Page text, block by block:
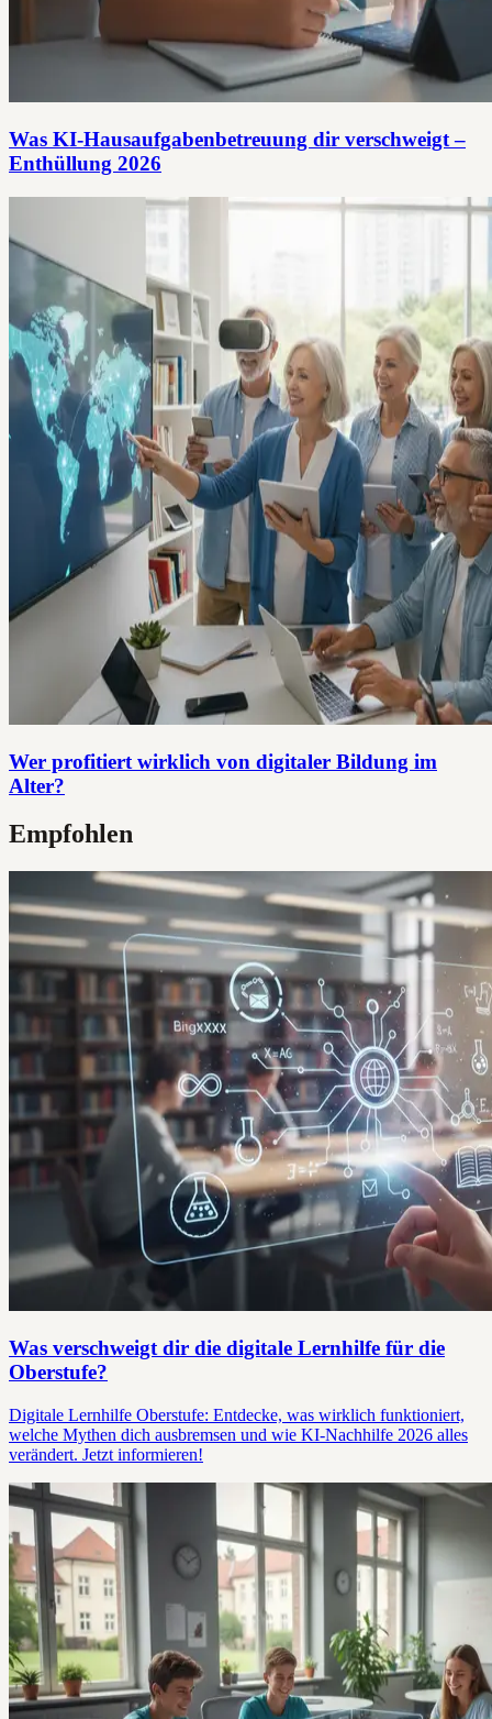
Was KI-Hausaufgabenbetreuung dir verschweigt –
Enthüllung 2026
Wer profitiert wirklich von digitaler Bildung im
Alter?
Empfohlen
Was verschweigt dir die digitale Lernhilfe für die
Oberstufe?
Digitale Lernhilfe Oberstufe: Entdecke, was wirklich funktioniert,
welche Mythen dich ausbremsen und wie KI-Nachhilfe 2026 alles
verändert. Jetzt informieren!